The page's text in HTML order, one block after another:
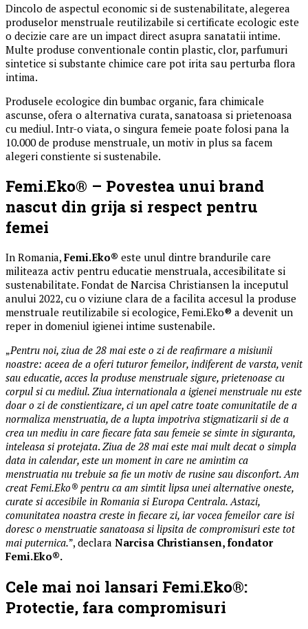
Dincolo de aspectul economic si de sustenabilitate, alegerea
produselor menstruale reutilizabile si certificate ecologic este
o decizie care are un impact direct asupra sanatatii intime.
Multe produse conventionale contin plastic, clor, parfumuri
sintetice si substante chimice care pot irita sau perturba flora
intima.
Produsele ecologice din bumbac organic, fara chimicale
ascunse, ofera o alternativa curata, sanatoasa si prietenoasa
cu mediul. Intr-o viata, o singura femeie poate folosi pana la
10.000 de produse menstruale, un motiv in plus sa facem
alegeri constiente si sustenabile.
Femi.Eko® – Povestea unui brand
nascut din grija si respect pentru
femei
In Romania, Femi.Eko® este unul dintre brandurile care
militeaza activ pentru educatie menstruala, accesibilitate si
sustenabilitate. Fondat de Narcisa Christiansen la inceputul
anului 2022, cu o viziune clara de a facilita accesul la produse
menstruale reutilizabile si ecologice, Femi.Eko® a devenit un
reper in domeniul igienei intime sustenabile.
„Pentru noi, ziua de 28 mai este o zi de reafirmare a misiunii
noastre: aceea de a oferi tuturor femeilor, indiferent de varsta, venit
sau educatie, acces la produse menstruale sigure, prietenoase cu
corpul si cu mediul. Ziua internationala a igienei menstruale nu este
doar o zi de constientizare, ci un apel catre toate comunitatile de a
normaliza menstruatia, de a lupta impotriva stigmatizarii si de a
crea un mediu in care fiecare fata sau femeie se simte in siguranta,
inteleasa si protejata. Ziua de 28 mai este mai mult decat o simpla
data in calendar, este un moment in care ne amintim ca
menstruatia nu trebuie sa fie un motiv de rusine sau disconfort. Am
creat Femi.Eko® pentru ca am simtit lipsa unei alternative oneste,
curate si accesibile in Romania si Europa Centrala. Astazi,
comunitatea noastra creste in fiecare zi, iar vocea femeilor care isi
doresc o menstruatie sanatoasa si lipsita de compromisuri este tot
mai puternica.”, declara Narcisa Christiansen, fondator
Femi.Eko®.
Cele mai noi lansari Femi.Eko®:
Protectie, fara compromisuri